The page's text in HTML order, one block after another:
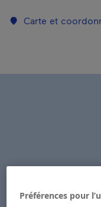
Carte et
Préférences pour